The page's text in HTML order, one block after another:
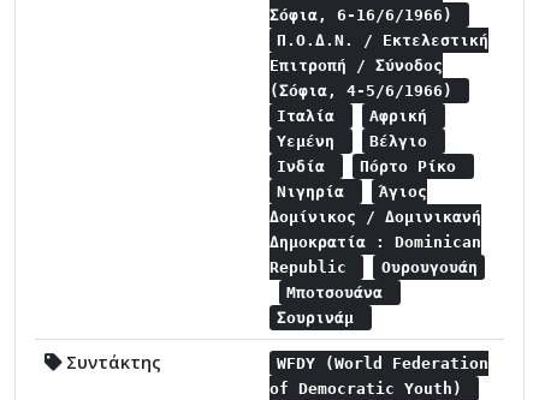
Σόφια, 6-16/6/1966)
Π.Ο.Δ.Ν. / Εκτελεστική
Επιτροπή / Σύνοδος
(Σόφια, 4-5/6/1966)
Ιταλία
Αφρική
Υεμένη
Βέλγιο
Ινδία
Πόρτο Ρίκο
Νιγηρία
Άγιος
Δομίνικος / Δομινικανή
Δημοκρατία : Dominican
Republic
Ουρουγουάη
Μποτσουάνα
Σουρινάμ
Συντάκτης
WFDY (World Federation
of Democratic Youth)